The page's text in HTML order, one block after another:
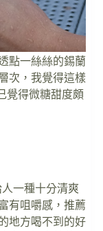
點一絲絲的錫蘭
次，我覺得這樣
覺得微糖甜度頗
一種十分清爽
有咀嚼感，推薦
地方喝不到的好